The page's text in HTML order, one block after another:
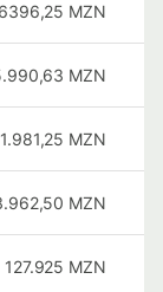
6396,25 MZN
MZN
MZN
MZN
127.925 MZN